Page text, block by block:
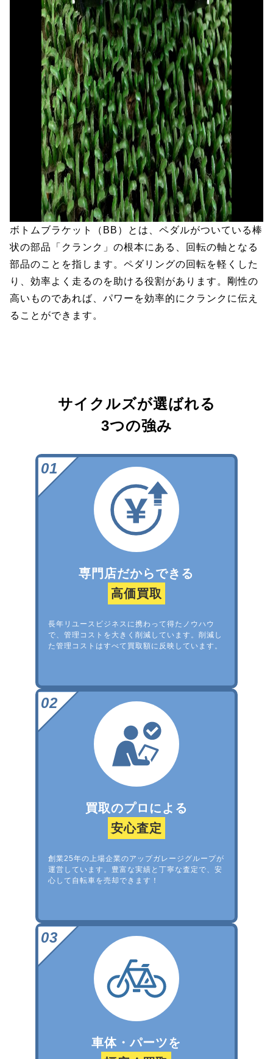
ボトムブラケット（BB）とは、ペダルがついている棒
状の部品「クランク」の根本にある、回転の軸となる
部品のことを指します。ペダリングの回転を軽くした
り、効率よく走るのを助ける役割があります。剛性の
高いものであれば、パワーを効率的にクランクに伝え
ることができます。
サイクルズが選ばれる
3つの強み
専門店だからできる
高価買取
長年リユースビジネスに携わって得たノウハウ
で、管理コストを大きく削減しています。削減し
た管理コストはすべて買取額に反映しています。
買取のプロによる
安心査定
創業25年の上場企業のアップガレージグループが
運営しています。豊富な実績と丁寧な査定で、安
心して自転車を売却できます！
車体・パーツを